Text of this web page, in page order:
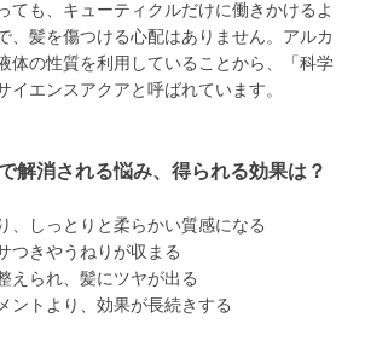
ても、キューティクルだけに働きかけるよ
、髪を傷つける心配はありません。アルカ
体の性質を利用していることから、「科学
イエンスアクアと呼ばれています。
解消される悩み、得られる効果は？
、しっとりと柔らかい質感になる
つきやうねりが収まる
えられ、髪にツヤが出る
ントより、効果が長続きする